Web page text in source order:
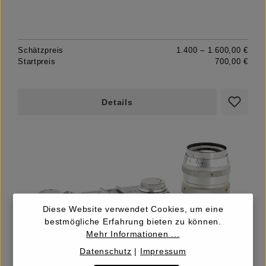
Schätzpreis
1.400 – 1.600,00 €
Startpreis
700,00 €
Details
Diese Website verwendet Cookies, um eine
bestmögliche Erfahrung bieten zu können.
Mehr Informationen ...
Datenschutz | Impressum